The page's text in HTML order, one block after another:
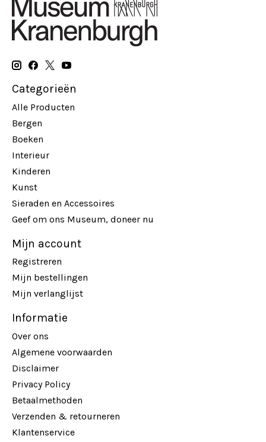
Categorieën
Alle Producten
Bergen
Boeken
Interieur
Kinderen
Kunst
Sieraden en Accessoires
Geef om ons Museum, doneer nu
Mijn account
Registreren
Mijn bestellingen
Mijn verlanglijst
Informatie
Over ons
Algemene voorwaarden
Disclaimer
Privacy Policy
Betaalmethoden
Verzenden & retourneren
Klantenservice